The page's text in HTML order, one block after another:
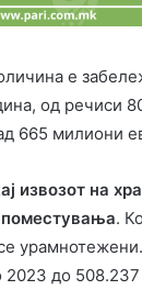
е
од речиси
665 милиони
извозот на
.
2023 до 508.237